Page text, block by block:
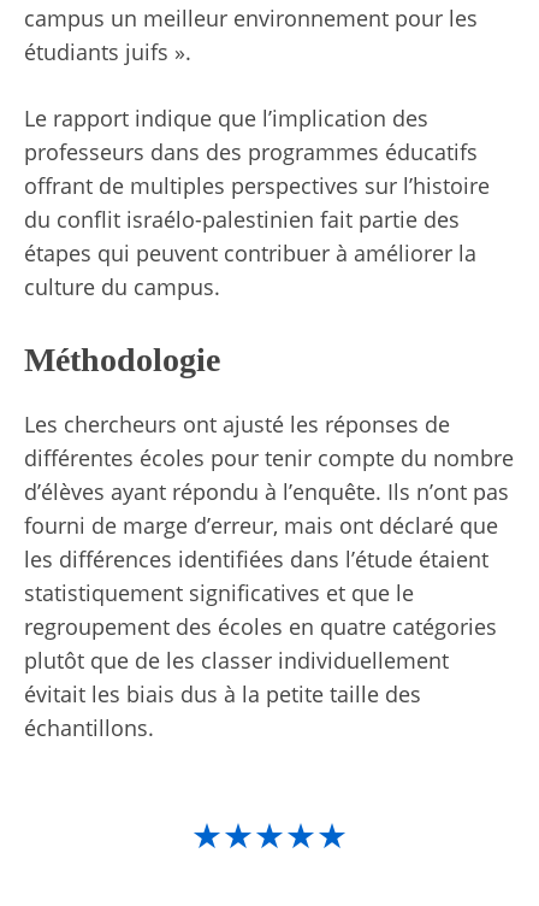
campus un meilleur environnement pour les
étudiants juifs ».
Le rapport indique que l’implication des
professeurs dans des programmes éducatifs
offrant de multiples perspectives sur l’histoire
du conflit israélo-palestinien fait partie des
étapes qui peuvent contribuer à améliorer la
culture du campus.
Méthodologie
Les chercheurs ont ajusté les réponses de
différentes écoles pour tenir compte du nombre
d’élèves ayant répondu à l’enquête. Ils n’ont pas
fourni de marge d’erreur, mais ont déclaré que
les différences identifiées dans l’étude étaient
statistiquement significatives et que le
regroupement des écoles en quatre catégories
plutôt que de les classer individuellement
évitait les biais dus à la petite taille des
échantillons.
★★★★★